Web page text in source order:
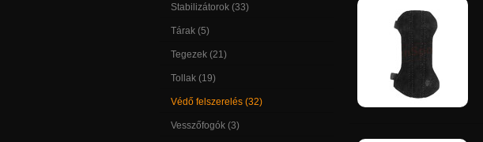
Stabilizátorok (33)
Tárak (5)
Tegezek (21)
Tollak (19)
Védő felszerelés (32)
Vesszőfogók (3)